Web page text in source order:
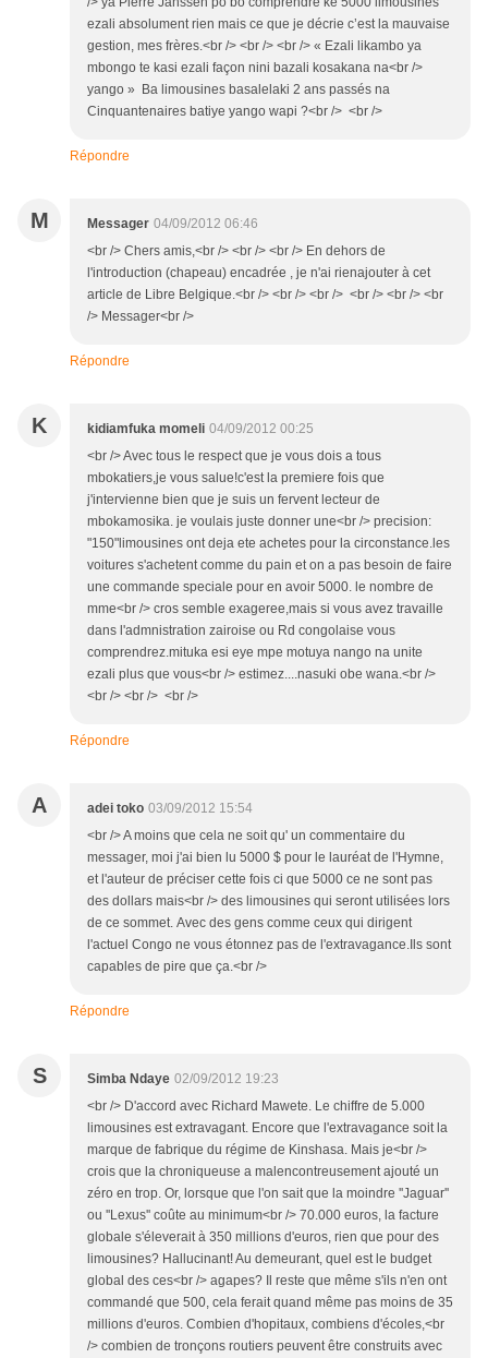
ezali absolument rien mais ce que je décrie c’est la mauvaise
gestion, mes frères.<br /> <br /> <br /> « Ezali likambo ya
mbongo te kasi ezali façon nini bazali kosakana na<br />
yango » Ba limousines basalelaki 2 ans passés na
Cinquantenaires batiye yango wapi ?<br /> <br />
Répondre
M Messager 04/09/2012 06:46
<br /> Chers amis,<br /> <br /> <br /> En dehors de
l'introduction (chapeau) encadrée , je n'ai rienajouter à cet
article de Libre Belgique.<br /> <br /> <br /> <br /> <br /> <br
/> Messager<br />
Répondre
K kidiamfuka momeli 04/09/2012 00:25
<br /> Avec tous le respect que je vous dois a tous
mbokatiers,je vous salue!c'est la premiere fois que
j'intervienne bien que je suis un fervent lecteur de
mbokamosika. je voulais juste donner une<br /> precision:
"150"limousines ont deja ete achetes pour la circonstance.les
voitures s'achetent comme du pain et on a pas besoin de faire
une commande speciale pour en avoir 5000. le nombre de
mme<br /> cros semble exageree,mais si vous avez travaille
dans l'admnistration zairoise ou Rd congolaise vous
comprendrez.mituka esi eye mpe motuya nango na unite
ezali plus que vous<br /> estimez....nasuki obe wana.<br />
<br /> <br /> <br />
Répondre
A adei toko 03/09/2012 15:54
<br /> A moins que cela ne soit qu' un commentaire du
messager, moi j'ai bien lu 5000 $ pour le lauréat de l'Hymne,
et l'auteur de préciser cette fois ci que 5000 ce ne sont pas
des dollars mais<br /> des limousines qui seront utilisées lors
de ce sommet. Avec des gens comme ceux qui dirigent
l'actuel Congo ne vous étonnez pas de l'extravagance.Ils sont
capables de pire que ça.<br />
Répondre
S Simba Ndaye 02/09/2012 19:23
<br /> D'accord avec Richard Mawete. Le chiffre de 5.000
limousines est extravagant. Encore que l'extravagance soit la
marque de fabrique du régime de Kinshasa. Mais je<br />
crois que la chroniqueuse a malencontreusement ajouté un
zéro en trop. Or, lorsque que l'on sait que la moindre ''Jaguar''
ou ''Lexus'' coûte au minimum<br /> 70.000 euros, la facture
globale s'éleverait à 350 millions d'euros, rien que pour des
limousines? Hallucinant! Au demeurant, quel est le budget
global des ces<br /> agapes? Il reste que même s'ils n'en ont
commandé que 500, cela ferait quand même pas moins de 35
millions d'euros. Combien d'hopitaux, combiens d'écoles,<br
/> combien de tronçons routiers peuvent être construits avec